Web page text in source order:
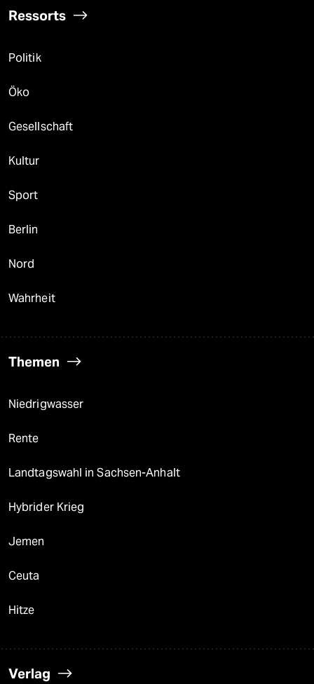
Ressorts
Politik
Öko
Gesellschaft
Kultur
Sport
Berlin
Nord
Wahrheit
Themen
Niedrigwasser
Rente
Landtagswahl in Sachsen-Anhalt
Hybrider Krieg
Jemen
Ceuta
Hitze
Verlag